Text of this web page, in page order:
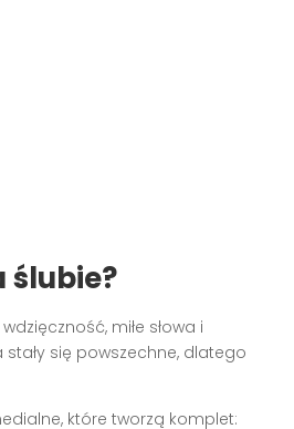
ślubie?
miłe słowa i
się powszechne, dlatego
które tworzą komplet: